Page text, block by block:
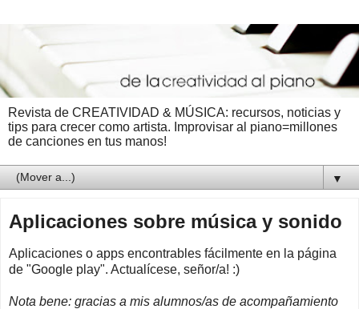
Revista de CREATIVIDAD & MÚSICA: recursos, noticias y
tips para crecer como artista. Improvisar al piano=millones
de canciones en tus manos!
▼
Aplicaciones sobre música y sonido
Aplicaciones o apps encontrables fácilmente en la página
de "Google play". Actualícese, señor/a! :)
Nota bene: gracias a mis alumnos/as de acompañamiento